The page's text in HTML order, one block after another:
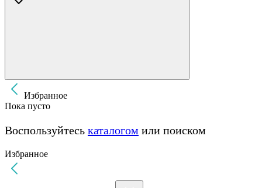
Избранное
Пока пусто
Воспользуйтесь каталогом или поиском
Избранное